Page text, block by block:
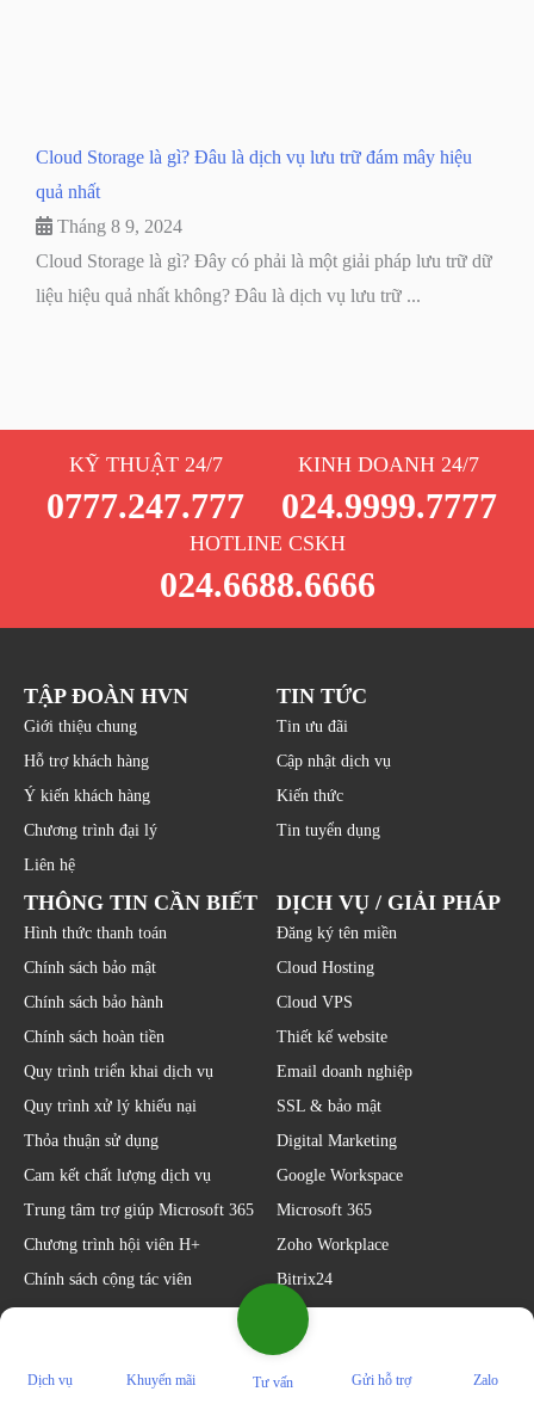
Cloud Storage là gì? Đâu là dịch vụ lưu trữ đám mây hiệu
quả nhất
Tháng 8 9, 2024
Cloud Storage là gì? Đây có phải là một giải pháp lưu trữ dữ
liệu hiệu quả nhất không? Đâu là dịch vụ lưu trữ ...
KỸ THUẬT 24/7
0777.247.777
KINH DOANH 24/7
024.9999.7777
HOTLINE CSKH
024.6688.6666
TẬP ĐOÀN HVN
Giới thiệu chung
Hỗ trợ khách hàng
Ý kiến khách hàng
Chương trình đại lý
Liên hệ
TIN TỨC
Tin ưu đãi
Cập nhật dịch vụ
Kiến thức
Tin tuyển dụng
THÔNG TIN CẦN BIẾT
Hình thức thanh toán
Chính sách bảo mật
Chính sách bảo hành
Chính sách hoàn tiền
Quy trình triển khai dịch vụ
Quy trình xử lý khiếu nại
Thỏa thuận sử dụng
Cam kết chất lượng dịch vụ
Trung tâm trợ giúp Microsoft 365
Chương trình hội viên H+
Chính sách cộng tác viên
DỊCH VỤ / GIẢI PHÁP
Đăng ký tên miền
Cloud Hosting
Cloud VPS
Thiết kế website
Email doanh nghiệp
SSL & bảo mật
Digital Marketing
Google Workspace
Microsoft 365
Zoho Workplace
Bitrix24
KẾT NỐI VỚI CHÚNG TÔI
Dịch vụ Khuyến mãi Tư vấn Gửi hỗ trợ Zalo